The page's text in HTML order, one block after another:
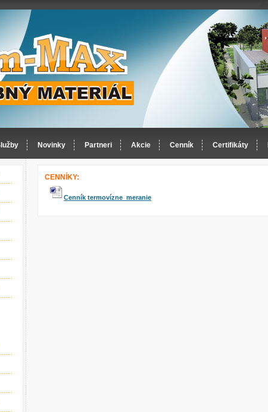
Novinky Partneri Akcie Cenník Certifikáty
CENNÍKY:
Cenník termovízne meranie